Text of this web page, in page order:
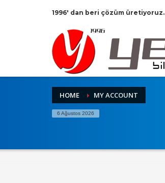
1996' dan beri çözüm üretiyoruz.
HOME MY ACCOUNT
6 Ağustos 2026